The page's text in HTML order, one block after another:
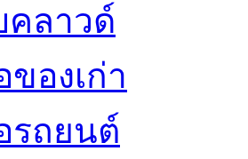
คลาวด์
องเก่า
รถยนต์